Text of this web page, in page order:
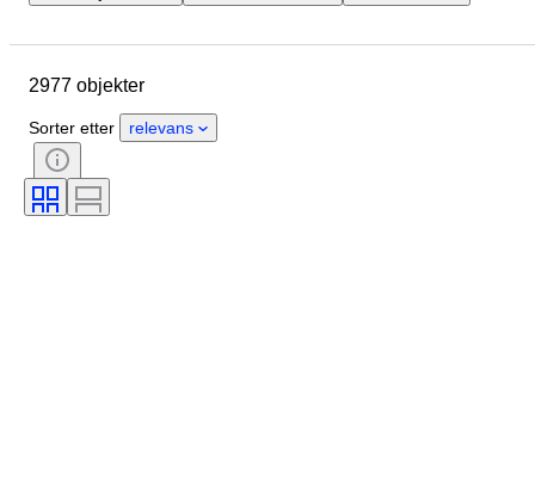
Materiale
Sertifisering
Tilbehør inkludert
Æra
Modell
2977 objekter
Sorter etter relevans